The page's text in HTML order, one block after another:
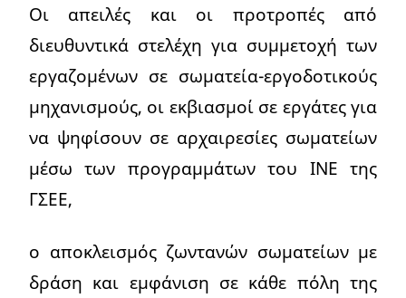
Οι απειλές και οι προτροπές από
διευθυντικά στελέχη για συμμετοχή των
εργαζομένων σε σωματεία-εργοδοτικούς
μηχανισμούς, οι εκβιασμοί σε εργάτες για
να ψηφίσουν σε αρχαιρεσίες σωματείων
μέσω των προγραμμάτων του ΙΝΕ της
ΓΣΕΕ,
ο αποκλεισμός ζωντανών σωματείων με
δράση και εμφάνιση σε κάθε πόλη της